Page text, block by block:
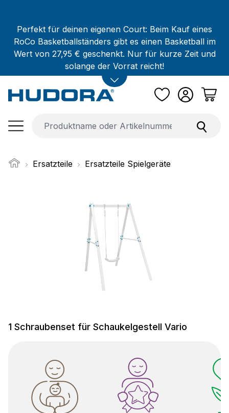
Perfekt für deinen eigenen Court: Beim Kauf eines
RoCo Basketballständers gibt es einen Basketball im
Wert von 27,95 € geschenkt. Nur für kurze Zeit und
solange der Vorrat reicht!
Ersatzteile Ersatzteile Spielgeräte
1 Schraubenset für Schaukelgestell Vario